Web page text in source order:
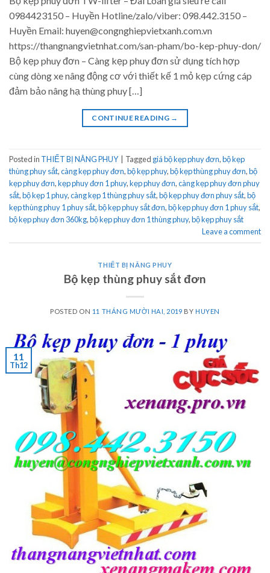
0984423150 – Huyền Hotline/zalo/viber: 098.442.3150 –
Huyền Email: huyen@congnghiepvietxanh.com.vn
https://thangnangvietnhat.com/san-pham/bo-kep-phuy-don/
Bộ kẹp phuy đơn – Càng kẹp phuy đơn sử dụng tích hợp
cùng dòng xe nâng động cơ với thiết kế 1 mỏ kẹp cứng cáp
đảm bảo nâng hạ thùng phuy […]
CONTINUE READING →
Posted in THIẾT BỊ NÂNG PHUY Tagged giá bộ kẹp phuy đơn,bộ kẹp
thùng phuy sắt,càng kẹp phuy đơn,bộ kẹp phuy,bộ kẹp thùng phuy đơn,bộ
kẹp phuy đơn,kẹp phuy đơn 1 phuy,kẹp phuy đơn,càng kẹp phuy đơn phuy
sắt,bộ kẹp 1 phuy,càng kẹp 1 thùng phuy sắt,bộ kẹp phuy đơn phuy sắt,bộ
kẹp thùng phuy 1 phuy sắt,bộ kẹp phuy sắt đơn,bộ kẹp phuy đơn 1 phuy sắt,
bộ kẹp phuy đơn 360kg,bộ kẹp phuy đơn 1 thùng phuy,bộ kẹp phuy sắt
Leave a comment
THIẾT BỊ NÂNG PHUY
Bộ kẹp thùng phuy sắt đơn
POSTED ON 11 THÁNG MƯỜI HAI, 2019 BY HUYEN
11
Th12